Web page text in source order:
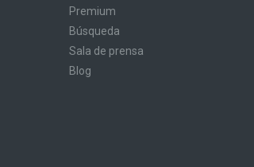
Premium
Búsqueda
Sala de prensa
Blog